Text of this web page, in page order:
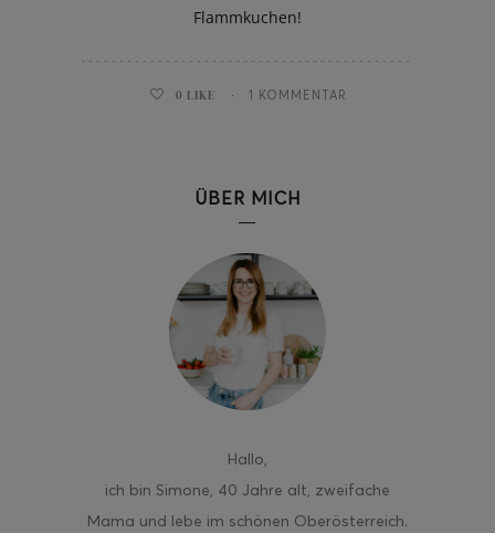
Flammkuchen!
0 LIKE 1 KOMMENTAR
ÜBER MICH
Hallo,
ich bin Simone, 40 Jahre alt, zweifache
Mama und lebe im schönen Oberösterreich.